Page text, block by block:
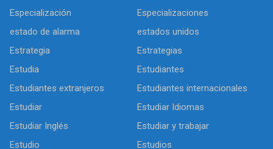
Especialización
Especializaciones
estado de alarma
estados unidos
Estrategia
Estrategias
Estudia
Estudiantes
Estudiantes extranjeros
Estudiantes internacionales
Estudiar
Estudiar Idiomas
Estudiar Inglés
Estudiar y trabajar
Estudio
Estudios